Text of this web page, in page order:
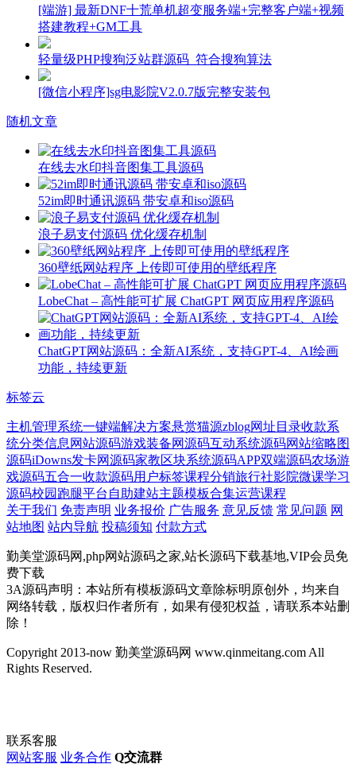
[端游] 最新DNF十荒单机超变服务端+完整客户端+视频
搭建教程+GM工具
轻量级PHP搜狗泛站群源码_符合搜狗算法
[微信小程序]sg电影院V2.0.7版完整安装包
随机文章
在线去水印抖音图集工具源码
52im即时通讯源码 带安卓和iso源码
浪子易支付源码 优化缓存机制
360壁纸网站程序 上传即可使用的壁纸程序
LobeChat – 高性能可扩展 ChatGPT 网页应用程序源码
ChatGPT网站源码：全新AI系统，支持GPT-4、AI绘画
功能，持续更新
标签云
主机管理系统一键端解决方案悬赏猫源zblog网址目录收款系
统分类信息网站源码游戏装备网源码互动系统源码网站缩略图
源码iDowns发卡网源码家教区块系统源码APP双端源码农场游
戏源码五合一收款源码用户标签课程分销旅行社影院微课学习
源码校园跑腿平台 自助建站主题模板合集运营课程
关于我们 免责声明 业务报价 广告服务 意见反馈 常见问题 网
站地图 站内导航 投稿须知 付款方式
勤美堂源码网,php网站源码之家,站长源码下载基地,VIP会员免
费下载
3A源码声明：本站所有模板源码文章除标明原创外，均来自
网络转载，版权归作者所有，如果有侵犯权益，请联系本站删
除！
Copyright 2013-now 勤美堂源码网 www.qinmeitang.com All
Rights Reserved.
联系客服
网站客服 业务合作 Q交流群